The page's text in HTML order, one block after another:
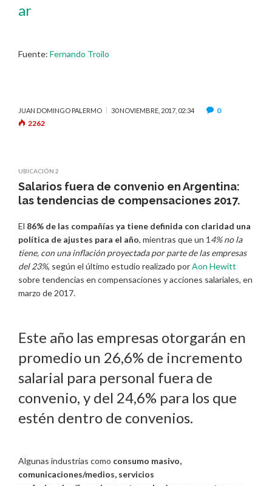
ar
Fuente: Fernando Troilo
JUAN DOMINGO PALERMO 30 NOVIEMBRE, 2017, 02:34
0
2262
UBICACIÓN 2
Salarios fuera de convenio en Argentina:
las tendencias de compensaciones 2017.
El 86% de las compañías ya tiene definida con claridad una
política de ajustes para el año, mientras que un 1 4% no la
tiene, con una inflación proyectada por parte de las empresas
del 23%, según el último estudio realizado porAon Hewitt
sobre tendencias en compensaciones y acciones salariales, en
marzo de 2017.
Este año las empresas otorgarán en
promedio un 26,6% de incremento
salarial para personal fuera de
convenio, y del 24,6% para los que
estén dentro de convenios.
Algunas industrias como consumo masivo,
comunicaciones/medios, servicios